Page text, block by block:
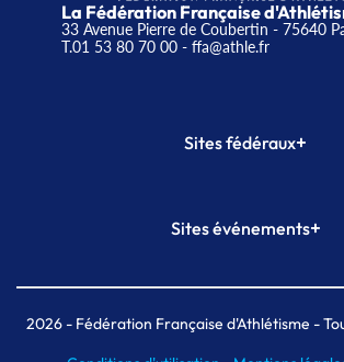
La Fédération Française
33 Avenue Pierre de Coubertin - 75640
T.01 53 80 70 00- ffa@athle.fr
Sites fédéraux+
Plateforme Formation
Sites événements+
Meeting de Paris indoor
MAIF Ekiden de Paris
2026- Fédération Française d'Athlétisme -